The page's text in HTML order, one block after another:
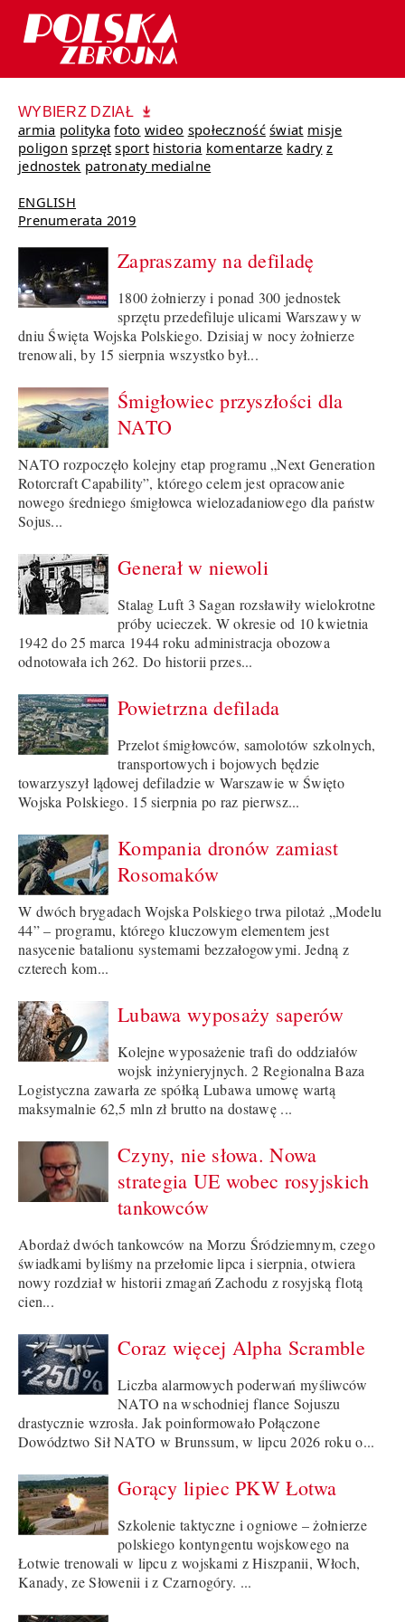
WYBIERZ DZIAŁ
armia polityka foto wideo społeczność świat misje
poligon sprzęt sport historia komentarze kadry z
jednostek patronaty medialne
ENGLISH
Prenumerata 2019
Zapraszamy na defiladę
1800 żołnierzy i ponad 300 jednostek
sprzętu przedefiluje ulicami Warszawy w
dniu Święta Wojska Polskiego. Dzisiaj w nocy żołnierze
trenowali, by 15 sierpnia wszystko był...
Śmigłowiec przyszłości dla
NATO
NATO rozpoczęło kolejny etap programu „Next Generation
Rotorcraft Capability”, którego celem jest opracowanie
nowego średniego śmigłowca wielozadaniowego dla państw
Sojus...
Generał w niewoli
Stalag Luft 3 Sagan rozsławiły wielokrotne
próby ucieczek. W okresie od 10 kwietnia
1942 do 25 marca 1944 roku administracja obozowa
odnotowała ich 262. Do historii przes...
Powietrzna defilada
Przelot śmigłowców, samolotów szkolnych,
transportowych i bojowych będzie
towarzyszył lądowej defiladzie w Warszawie w Święto
Wojska Polskiego. 15 sierpnia po raz pierwsz...
Kompania dronów zamiast
Rosomaków
W dwóch brygadach Wojska Polskiego trwa pilotaż „Modelu
44” – programu, którego kluczowym elementem jest
nasycenie batalionu systemami bezzałogowymi. Jedną z
czterech kom...
Lubawa wyposaży saperów
Kolejne wyposażenie trafi do oddziałów
wojsk inżynieryjnych. 2 Regionalna Baza
Logistyczna zawarła ze spółką Lubawa umowę wartą
maksymalnie 62,5 mln zł brutto na dostawę ...
Czyny, nie słowa. Nowa
strategia UE wobec rosyjskich
tankowców
Abordaż dwóch tankowców na Morzu Śródziemnym, czego
świadkami byliśmy na przełomie lipca i sierpnia, otwiera
nowy rozdział w historii zmagań Zachodu z rosyjską flotą
cien...
Coraz więcej Alpha Scramble
Liczba alarmowych poderwań myśliwców
NATO na wschodniej flance Sojuszu
drastycznie wzrosła. Jak poinformowało Połączone
Dowództwo Sił NATO w Brunssum, w lipcu 2026 roku o...
Gorący lipiec PKW Łotwa
Szkolenie taktyczne i ogniowe – żołnierze
polskiego kontyngentu wojskowego na
Łotwie trenowali w lipcu z wojskami z Hiszpanii, Włoch,
Kanady, ze Słowenii i z Czarnogóry. ...